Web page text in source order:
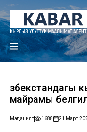
Өзбекстандагы
майрамы
Маданият 1688 21 Март